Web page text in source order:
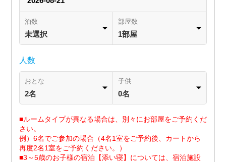
泊数
未選択
部屋数
1部屋
人数
おとな
2名
子供
0名
■ルームタイプが異なる場合は、別々にお部屋をご予約くだ
さい。
例）6名でご参加の場合（4名1室をご予約後、カートから
再度2名1室をご予約ください。）
■3～5歳のお子様の宿泊【添い寝】については、宿泊施設